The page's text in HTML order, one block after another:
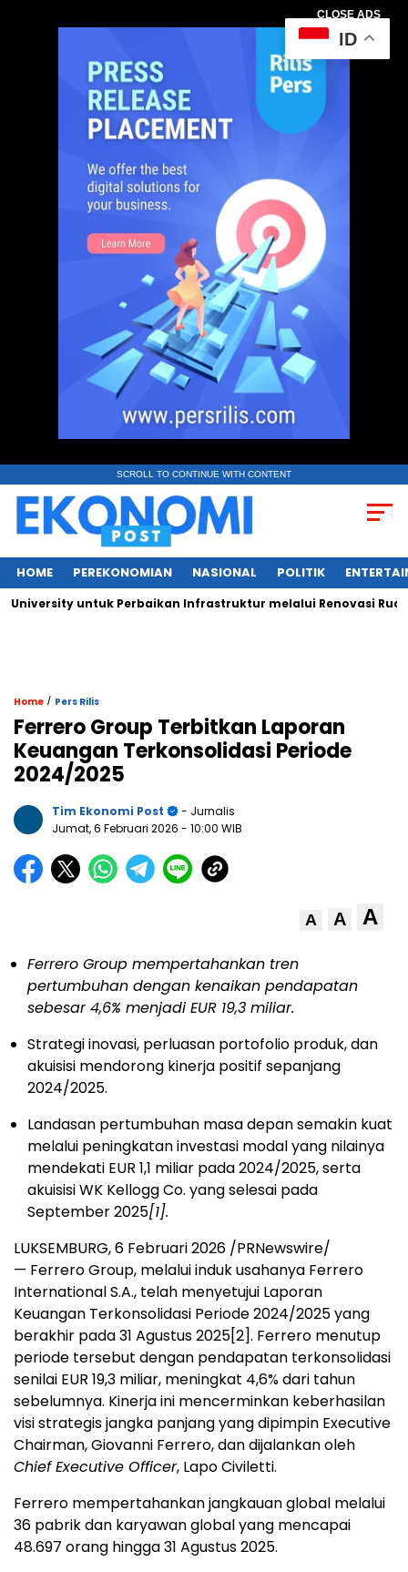
CLOSE ADS
SCROLL TO CONTINUE WITH CONTENT
HOME PEREKONOMIAN NASIONAL POLITIK
untuk Perbaikan Infrastruktur melalui Renovasi Ruang
Home / Pers Rilis
Ferrero Group Terbitkan Laporan
Keuangan Terkonsolidasi Periode
2024/2025
Tim Ekonomi Post
- Jurnalis
Jumat, 6 Februari 2026 - 10:00 WIB
A A A
Ferrero Group mempertahankan tren
pertumbuhan dengan kenaikan pendapatan
sebesar 4,6% menjadi EUR 19,3 miliar.
Strategi inovasi, perluasan portofolio produk, dan
akuisisi mendorong kinerja positif sepanjang
2024/2025.
Landasan pertumbuhan masa depan semakin kuat
melalui peningkatan investasi modal yang nilainya
mendekati EUR 1,1 miliar pada 2024/2025, serta
akuisisi WK Kellogg Co. yang selesai pada
September 2025[1].
LUKSEMBURG, 6 Februari 2026 /PRNewswire/
— Ferrero Group, melalui induk usahanya Ferrero
International S.A., telah menyetujui Laporan
Keuangan Terkonsolidasi Periode 2024/2025 yang
berakhir pada 31 Agustus 2025[2]. Ferrero menutup
periode tersebut dengan pendapatan terkonsolidasi
senilai EUR 19,3 miliar, meningkat 4,6% dari tahun
sebelumnya. Kinerja ini mencerminkan keberhasilan
visi strategis jangka panjang yang dipimpin Executive
Chairman, Giovanni Ferrero, dan dijalankan oleh
Chief Executive Officer, Lapo Civiletti.
Ferrero mempertahankan jangkauan global melalui
36 pabrik dan karyawan global yang mencapai
48.697 orang hingga 31 Agustus 2025.
ID